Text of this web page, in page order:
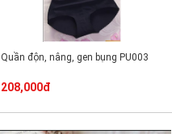
Quần độn, nâng, gen bụng PU003
208,000đ